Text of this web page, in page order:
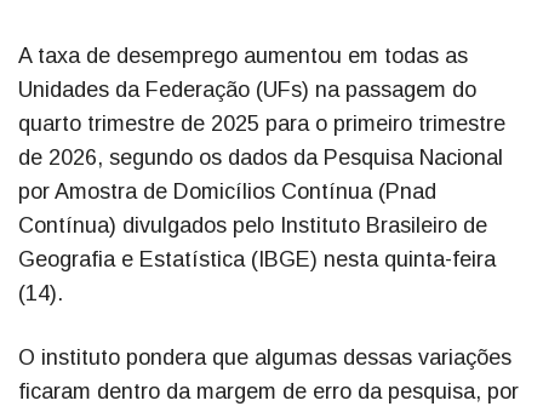
A taxa de desemprego aumentou em todas as
Unidades da Federação (UFs) na passagem do
quarto trimestre de 2025 para o primeiro trimestre
de 2026, segundo os dados da Pesquisa Nacional
por Amostra de Domicílios Contínua (Pnad
Contínua) divulgados pelo Instituto Brasileiro de
Geografia e Estatística (IBGE) nesta quinta-feira
(14).
O instituto pondera que algumas dessas variações
ficaram dentro da margem de erro da pesquisa, por